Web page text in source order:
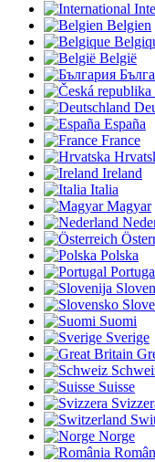
Belgien
België
España
France
Ireland
Italia
Magyar
Polska
Suomi
Sverige
Suisse
Norge